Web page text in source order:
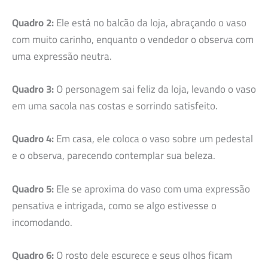
Quadro 2:Ele está no balcão da loja, abraçando o vaso
com muito carinho, enquanto o vendedor o observa com
uma expressão neutra.
Quadro 3:O personagem sai feliz da loja, levando o vaso
em uma sacola nas costas e sorrindo satisfeito.
Quadro 4:Em casa, ele coloca o vaso sobre um pedestal
e o observa, parecendo contemplar sua beleza.
Quadro 5:Ele se aproxima do vaso com uma expressão
pensativa e intrigada, como se algo estivesse o
incomodando.
Quadro 6:O rosto dele escurece e seus olhos ficam